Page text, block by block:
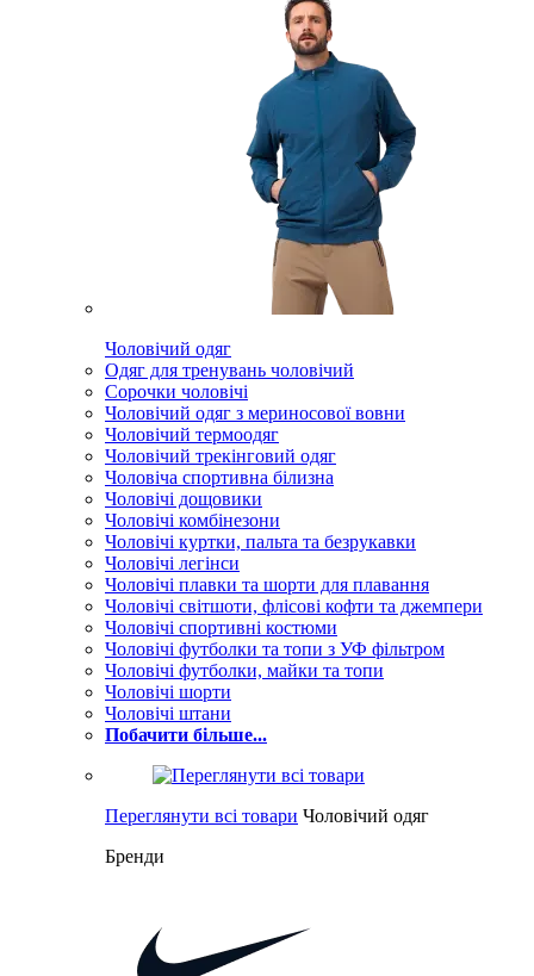
Чоловічий одяг
Одяг для тренувань чоловічий
Сорочки чоловічі
Чоловічий одяг з мериносової вовни
Чоловічий термоодяг
Чоловічий трекінговий одяг
Чоловіча спортивна білизна
Чоловічі дощовики
Чоловічі комбінезони
Чоловічі куртки, пальта та безрукавки
Чоловічі легінси
Чоловічі плавки та шорти для плавання
Чоловічі світшоти, флісові кофти та джемпери
Чоловічі спортивні костюми
Чоловічі футболки та топи з УФ фільтром
Чоловічі футболки, майки та топи
Чоловічі шорти
Чоловічі штани
Побачити більше...
Переглянути всі товари Чоловічий одяг
Бренди